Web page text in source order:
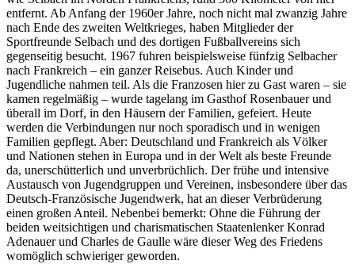
entfernt. Ab Anfang der 1960er Jahre, noch nicht mal zwanzig Jahre
nach Ende des zweiten Weltkrieges, haben Mitglieder der
Sportfreunde Selbach und des dortigen Fußballvereins sich
gegenseitig besucht. 1967 fuhren beispielsweise fünfzig Selbacher
nach Frankreich – ein ganzer Reisebus. Auch Kinder und
Jugendliche nahmen teil. Als die Franzosen hier zu Gast waren – sie
kamen regelmäßig – wurde tagelang im Gasthof Rosenbauer und
überall im Dorf, in den Häusern der Familien, gefeiert. Heute
werden die Verbindungen nur noch sporadisch und in wenigen
Familien gepflegt. Aber: Deutschland und Frankreich als Völker
und Nationen stehen in Europa und in der Welt als beste Freunde
da, unerschütterlich und unverbrüchlich. Der frühe und intensive
Austausch von Jugendgruppen und Vereinen, insbesondere über das
Deutsch-Französische Jugendwerk, hat an dieser Verbrüderung
einen großen Anteil. Nebenbei bemerkt: Ohne die Führung der
beiden weitsichtigen und charismatischen Staatenlenker Konrad
Adenauer und Charles de Gaulle wäre dieser Weg des Friedens
womöglich schwieriger geworden.